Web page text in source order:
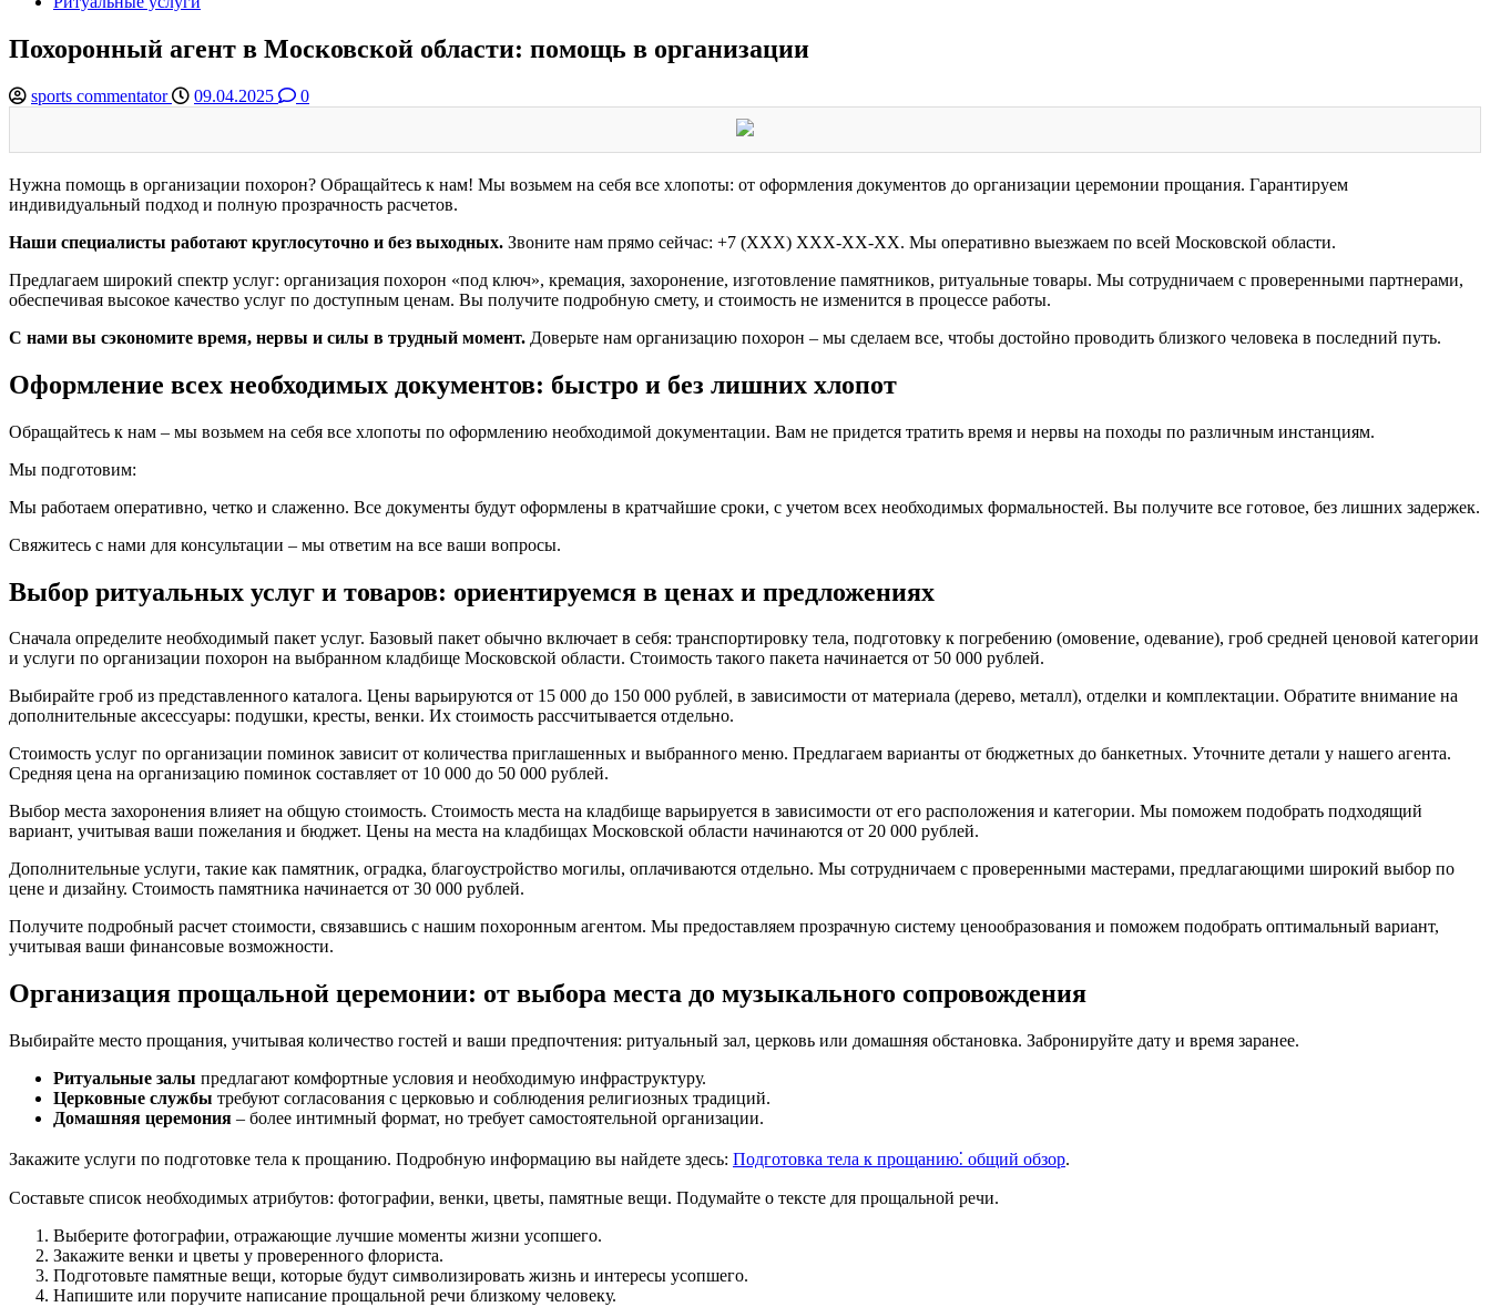
Похоронный агент в Московской области: помощь в организации
sports commentator 09.04.2025 0
Нужна помощь в организации похорон? Обращайтесь к нам! Мы возьмем на себя все хлопоты: от оформления документов до организации церемонии прощания. Гарантируем
индивидуальный подход и полную прозрачность расчетов.
Наши специалисты работают круглосуточно и без выходных. Звоните нам прямо сейчас: +7 (XXX) XXX-XX-XX. Мы оперативно выезжаем по всей Московской области.
Предлагаем широкий спектр услуг: организация похорон «под ключ», кремация, захоронение, изготовление памятников, ритуальные товары. Мы сотрудничаем с проверенными партнерами,
обеспечивая высокое качество услуг по доступным ценам. Вы получите подробную смету, и стоимость не изменится в процессе работы.
С нами вы сэкономите время, нервы и силы в трудный момент. Доверьте нам организацию похорон – мы сделаем все, чтобы достойно проводить близкого человека в последний путь.
Оформление всех необходимых документов: быстро и без лишних хлопот
Обращайтесь к нам – мы возьмем на себя все хлопоты по оформлению необходимой документации. Вам не придется тратить время и нервы на походы по различным инстанциям.
Мы подготовим:
Мы работаем оперативно, четко и слаженно. Все документы будут оформлены в кратчайшие сроки, с учетом всех необходимых формальностей. Вы получите все готовое, без лишних задержек.
Свяжитесь с нами для консультации – мы ответим на все ваши вопросы.
Выбор ритуальных услуг и товаров: ориентируемся в ценах и предложениях
Сначала определите необходимый пакет услуг. Базовый пакет обычно включает в себя: транспортировку тела, подготовку к погребению (омовение, одевание), гроб средней ценовой категории
и услуги по организации похорон на выбранном кладбище Московской области. Стоимость такого пакета начинается от 50 000 рублей.
Выбирайте гроб из представленного каталога. Цены варьируются от 15 000 до 150 000 рублей, в зависимости от материала (дерево, металл), отделки и комплектации. Обратите внимание на
дополнительные аксессуары: подушки, кресты, венки. Их стоимость рассчитывается отдельно.
Стоимость услуг по организации поминок зависит от количества приглашенных и выбранного меню. Предлагаем варианты от бюджетных до банкетных. Уточните детали у нашего агента.
Средняя цена на организацию поминок составляет от 10 000 до 50 000 рублей.
Выбор места захоронения влияет на общую стоимость. Стоимость места на кладбище варьируется в зависимости от его расположения и категории. Мы поможем подобрать подходящий
вариант, учитывая ваши пожелания и бюджет. Цены на места на кладбищах Московской области начинаются от 20 000 рублей.
Дополнительные услуги, такие как памятник, оградка, благоустройство могилы, оплачиваются отдельно. Мы сотрудничаем с проверенными мастерами, предлагающими широкий выбор по
цене и дизайну. Стоимость памятника начинается от 30 000 рублей.
Получите подробный расчет стоимости, связавшись с нашим похоронным агентом. Мы предоставляем прозрачную систему ценообразования и поможем подобрать оптимальный вариант,
учитывая ваши финансовые возможности.
Организация прощальной церемонии: от выбора места до музыкального сопровождения
Выбирайте место прощания, учитывая количество гостей и ваши предпочтения: ритуальный зал, церковь или домашняя обстановка. Забронируйте дату и время заранее.
Ритуальные залы предлагают комфортные условия и необходимую инфраструктуру.
Церковные службы требуют согласования с церковью и соблюдения религиозных традиций.
Домашняя церемония – более интимный формат, но требует самостоятельной организации.
Закажите услуги по подготовке тела к прощанию. Подробную информацию вы найдете здесь: Подготовка тела к прощанию⁚ общий обзор.
Составьте список необходимых атрибутов: фотографии, венки, цветы, памятные вещи. Подумайте о тексте для прощальной речи.
Выберите фотографии, отражающие лучшие моменты жизни усопшего.
Закажите венки и цветы у проверенного флориста.
Подготовьте памятные вещи, которые будут символизировать жизнь и интересы усопшего.
Напишите или поручите написание прощальной речи близкому человеку.